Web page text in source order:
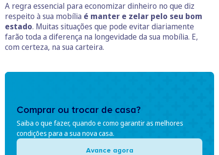
A regra essencial para economizar dinheiro no que diz
respeito à sua mobília é manter e zelar pelo seu bom
estado. Muitas situações que pode evitar diariamente
farão toda a diferença na longevidade da sua mobília. E,
com certeza, na sua carteira.
Comprar ou trocar de casa?
Saiba o que fazer, quando e como garantir as melhores
condições para a sua nova casa.
Avance agora